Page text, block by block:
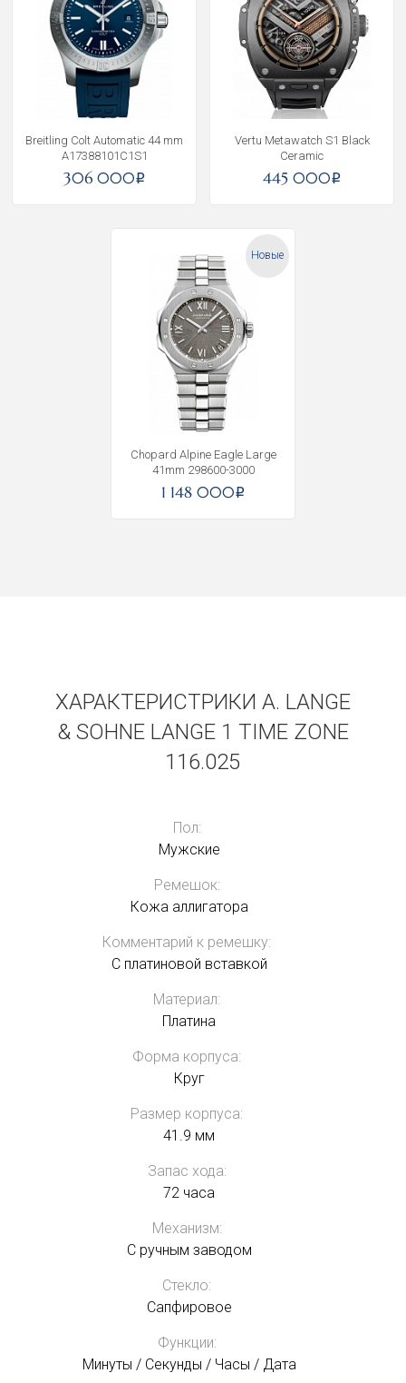
Breitling Colt Automatic 44 mm
A17388101C1S1
306 000i
Vertu Metawatch S1 Black
Ceramic
445 000i
Новые
Chopard Alpine Eagle Large
41mm 298600-3000
1 148 000i
ХАРАКТЕРИСТРИКИ A. LANGE
& SOHNE LANGE 1 TIME ZONE
116.025
Пол:
Мужские
Ремешок:
Кожа аллигатора
Комментарий к ремешку:
С платиновой вставкой
Материал:
Платина
Форма корпуса:
Круг
Размер корпуса:
41.9 мм
Запас хода:
72 часа
Механизм:
С ручным заводом
Стекло:
Сапфировое
Функции:
Минуты / Секунды / Часы / Дата
Получать на почту